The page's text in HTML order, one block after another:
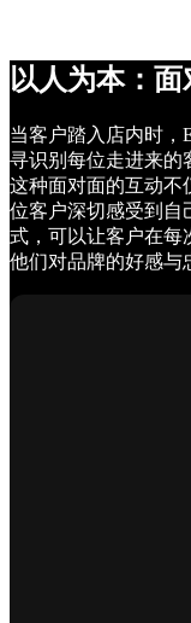
以人为本：
当客户踏入店内时，
寻识别每位走进来的
这种面对面的互动不
位客户深切感受到自
式，可以让客户在每
他们对品牌的好感与